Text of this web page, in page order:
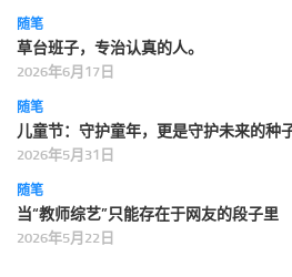
随笔
草台班子，专治认真的人。
2026年6月17日
随笔
儿童节：守护童年，更是守护未来的种
2026年5月31日
随笔
当“教师综艺”只能存在于网友的段子里
2026年5月22日